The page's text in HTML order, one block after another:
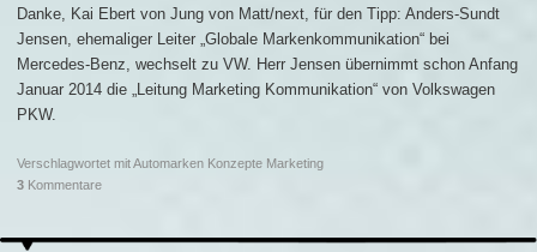
Danke, Kai Ebert von Jung von Matt/next, für den Tipp: Anders-Sundt
Jensen, ehemaliger Leiter „Globale Markenkommunikation“ bei
Mercedes-Benz, wechselt zu VW. Herr Jensen übernimmt schon Anfang
Januar 2014 die „Leitung Marketing Kommunikation“ von Volkswagen
PKW.
Verschlagwortet mitAutomarken Konzepte Marketing
3 Kommentare